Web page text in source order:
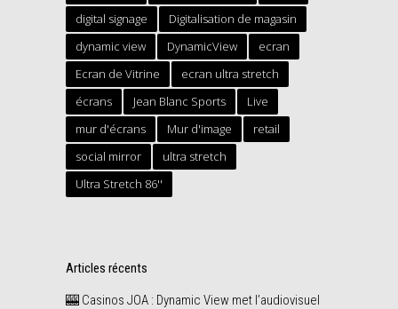
digital signage
Digitalisation de magasin
dynamic view
DynamicView
ecran
Ecran de Vitrine
ecran ultra stretch
écrans
Jean Blanc Sports
Live
mur d'écrans
Mur d'image
retail
social mirror
ultra stretch
Ultra Stretch 86''
Articles récents
🎰 Casinos JOA : Dynamic View met l’audiovisuel